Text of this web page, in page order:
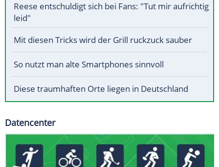
Reese entschuldigt sich bei Fans: "Tut mir aufrichtig
leid"
Mit diesen Tricks wird der Grill ruckzuck sauber
So nutzt man alte Smartphones sinnvoll
Diese traumhaften Orte liegen in Deutschland
Datencenter